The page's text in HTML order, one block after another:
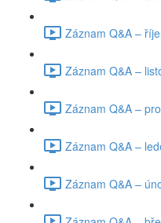
Záznam Q&A –
Záznam Q&A –
Záznam Q&A –
Záznam Q&A –
Záznam Q&A –